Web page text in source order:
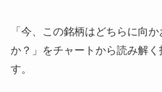
「今、この銘柄はどちらに向
か？」をチャートから読み解
す。